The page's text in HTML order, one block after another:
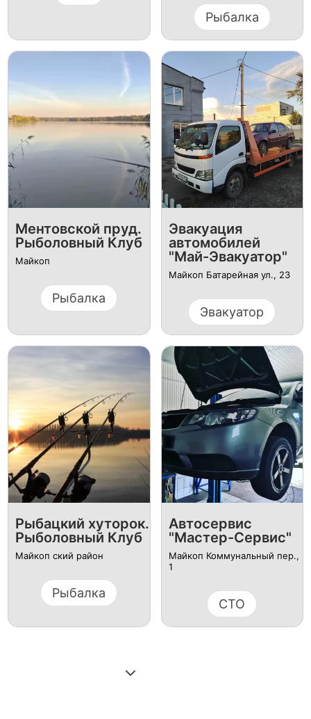
Рыбалка
Ментовской пруд.
Рыболовный Клуб
Майкоп
Рыбалка
Эвакуация
автомобилей
"Май-Эвакуатор"
Майкоп Батарейная ул., 23
Эвакуатор
Рыбацкий хуторок.
Рыболовный Клуб
Майкоп ский район
Рыбалка
Автосервис
"Мастер-Сервис"
Майкоп Коммунальный пер.,
1
СТО